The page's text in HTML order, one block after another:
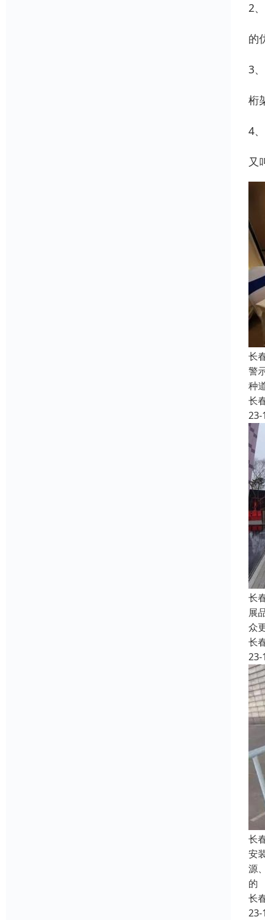
2
的
3
桁
4
又
长
警
种
长
23-
长
展
众
长
23-
长
安
源
的
长
23-